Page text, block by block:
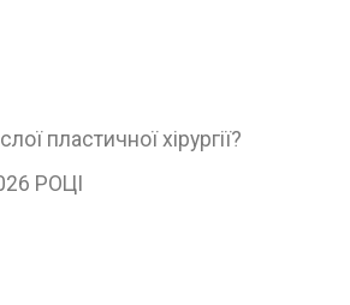
пластичної хірургії?
РОЦІ